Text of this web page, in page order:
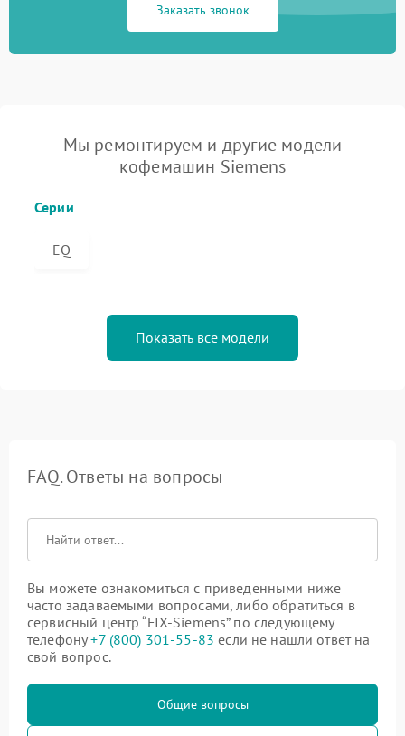
Заказать звонок
Мы ремонтируем и другие модели
кофемашин Siemens
Серии
EQ
Показать все модели
FAQ. Ответы на вопросы
Вы можете ознакомиться с приведенными ниже
часто задаваемыми вопросами, либо обратиться в
сервисный центр “FIX-Siemens” по следующему
телефону+7 (800) 301-55-83 если не нашли ответ на
свой вопрос.
Общие вопросы